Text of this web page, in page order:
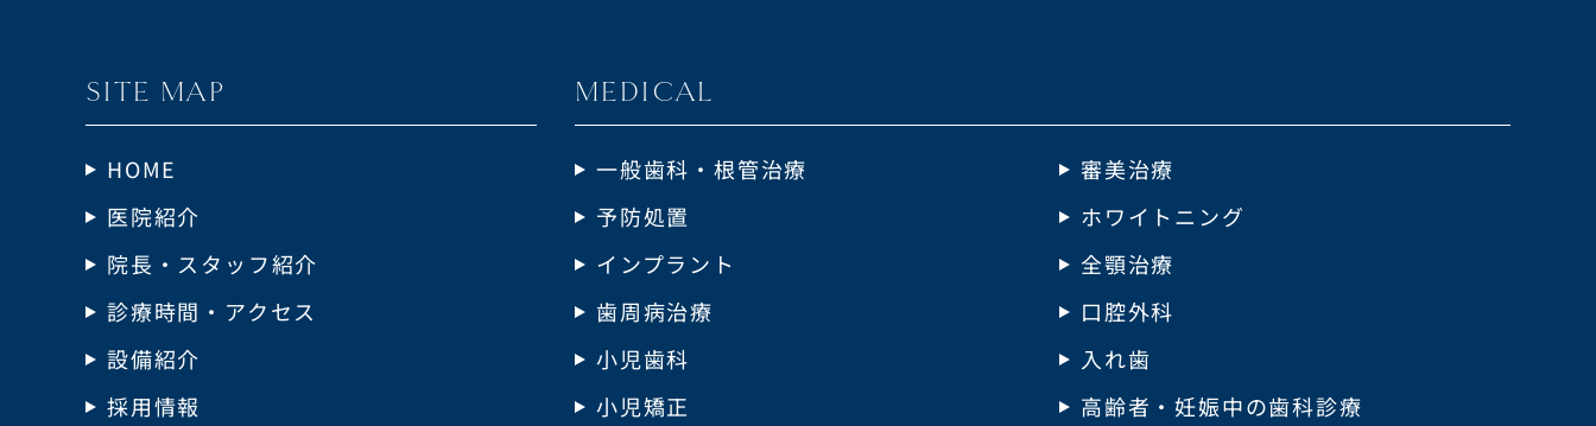
SITE MAP
HOME
医院紹介
院長・スタッフ紹介
診療時間・アクセス
設備紹介
採用情報
MEDICAL
一般歯科・根管治療
予防処置
インプラント
歯周病治療
小児歯科
小児矯正
審美治療
ホワイトニング
全顎治療
口腔外科
入れ歯
高齢者・妊娠中の歯科診療